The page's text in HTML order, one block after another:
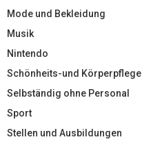
Mode und Bekleidung
Musik
Nintendo
Schönheits-und Körperpflege
Selbständig ohne Personal
Sport
Stellen und Ausbildungen